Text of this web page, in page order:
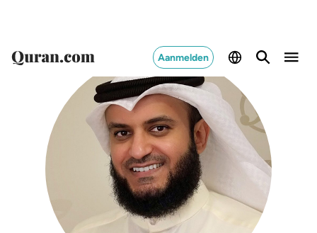
Aanmelden